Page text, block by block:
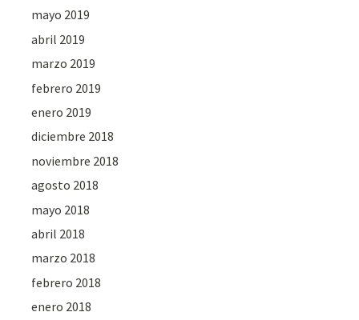
mayo 2019
abril 2019
marzo 2019
febrero 2019
enero 2019
diciembre 2018
noviembre 2018
agosto 2018
mayo 2018
abril 2018
marzo 2018
febrero 2018
enero 2018